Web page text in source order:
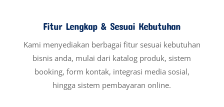
Fitur Lengkap & Sesuai Kebutuhan
Kami menyediakan berbagai fitur sesuai kebutuhan
bisnis anda, mulai dari katalog produk, sistem
booking, form kontak, integrasi media sosial,
hingga sistem pembayaran online.